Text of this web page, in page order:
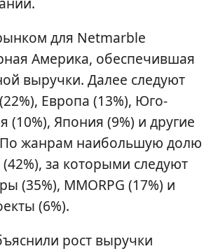
для Netmarble
Америка, обеспечившая
выручки. Далее следуют
Европа (13%), Юго-
(10%), Япония (9%) и другие
По жанрам наибольшую долю
за которыми следуют
(35%), MMORPG (17%) и
(6%).
рост выручки